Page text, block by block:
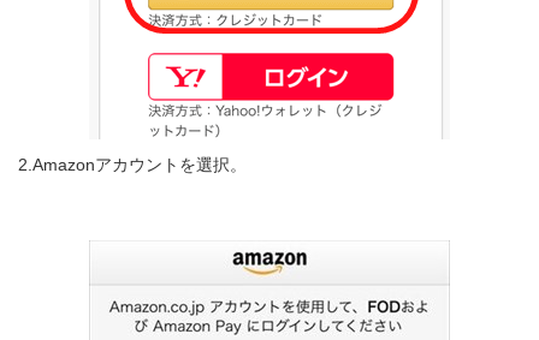
2.Amazonアカウントを選択。